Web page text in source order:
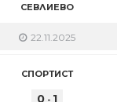
СЕВЛИЕВО
22.11.2025
СПОРТИСТ
0 1